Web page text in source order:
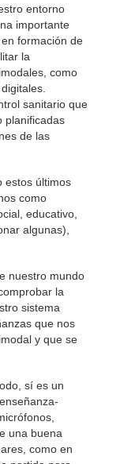
entorno
importante
formación de
la
como
sanitario que
planificadas
de las
estos últimos
como
educativo,
algunas),
nuestro mundo
la
sistema
que nos
y que se
sí es un
una buena
como en